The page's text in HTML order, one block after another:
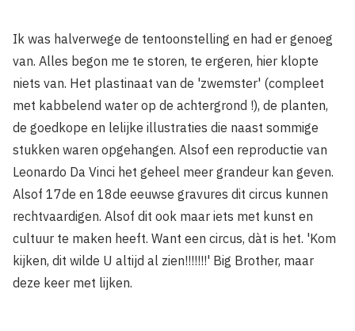
Ik was halverwege de tentoonstelling en had er genoeg
van. Alles begon me te storen, te ergeren, hier klopte
niets van. Het plastinaat van de 'zwemster' (compleet
met kabbelend water op de achtergrond !), de planten,
de goedkope en lelijke illustraties die naast sommige
stukken waren opgehangen. Alsof een reproductie van
Leonardo Da Vinci het geheel meer grandeur kan geven.
Alsof 17de en 18de eeuwse gravures dit circus kunnen
rechtvaardigen. Alsof dit ook maar iets met kunst en
cultuur te maken heeft. Want een circus, dàt is het. 'Kom
kijken, dit wilde U altijd al zien!!!!!!!' Big Brother, maar
deze keer met lijken.